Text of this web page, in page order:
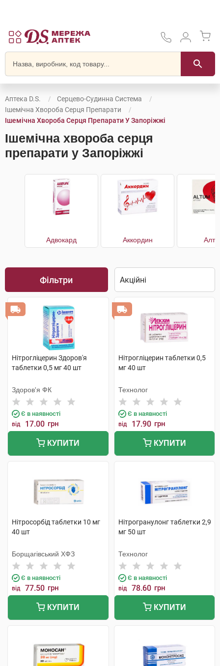
Аптека D.S.
Серцево-Судинна Система
Ішемічна Хвороба Серця Препарати
Ішемічна Хвороба Серця Препарати У Запоріжжі
Ішемічна хвороба серця
препарати у Запоріжжі
Адвокард Аккордин
Фільтри
Нітрогліцерин Здоров'я
таблетки 0,5 мг 40 шт
Здоров'я ФК
Є в наявності
від 17.00 грн
КУПИТИ
Нітрогліцерин таблетки 0,5
мг 40 шт
Технолог
Є в наявності
від 17.90 грн
КУПИТИ
Нітросорбід таблетки 10 мг
40 шт
Борщагівський ХФЗ
Є в наявності
від 77.50 грн
КУПИТИ
Нітрогранулонг таблетки 2,9
мг 50 шт
Технолог
Є в наявності
від 78.60 грн
КУПИТИ